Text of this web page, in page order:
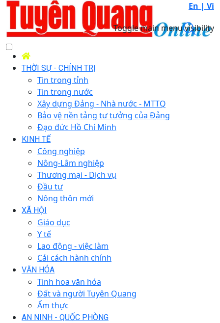
En | Vi
Toggle main menu visibility
THỜI SỰ - CHÍNH TRỊ
Tin trong tỉnh
Tin trong nước
Xây dựng Đảng - Nhà nước - MTTQ
Bảo vệ nền tảng tư tưởng của Đảng
Đạo đức Hồ Chí Minh
KINH TẾ
Công nghiệp
Nông-Lâm nghiệp
Thương mại - Dịch vụ
Đầu tư
Nông thôn mới
XÃ HỘI
Giáo dục
Y tế
Lao động - việc làm
Cải cách hành chính
VĂN HÓA
Tinh hoa văn hóa
Đất và người Tuyên Quang
Ẩm thực
AN NINH - QUỐC PHÒNG